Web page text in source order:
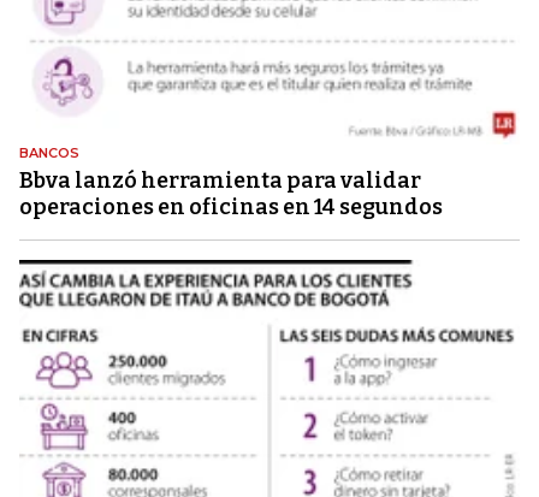
BANCOS
Bbva lanzó herramienta para validar
operaciones en oficinas en 14 segundos